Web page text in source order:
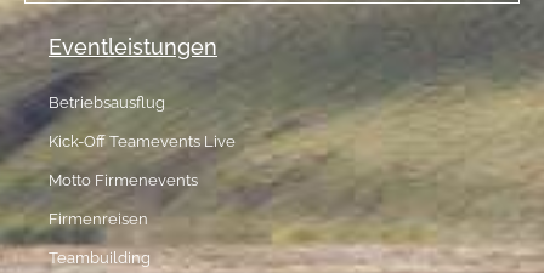
Eventleistungen
Betriebsausflug
Kick-Off Teamevents Live
Motto Firmenevents
Firmenreisen
Teambuilding